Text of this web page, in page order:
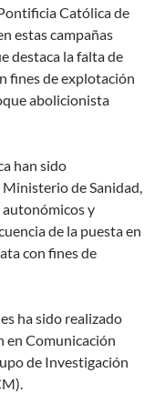
Católica de
estas campañas
destaca la falta de
fines de explotación
abolicionista
han sido
de Sanidad,
autonómicos y
de la puesta en
con fines de
ha sido realizado
en Comunicación
de Investigación